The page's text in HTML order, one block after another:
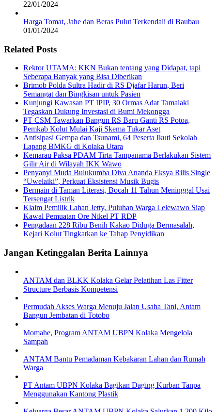
22/01/2024
Harga Tomat, Jahe dan Beras Pulut Terkendali di Baubau
01/01/2024
Related Posts
Rektor UTAMA: KKN Bukan tentang yang Didapat, tapi
Seberapa Banyak yang Bisa Diberikan
Brimob Polda Sultra Hadir di RS Djafar Harun, Beri
Semangat dan Bingkisan untuk Pasien
Kunjungi Kawasan PT IPIP, 30 Ormas Adat Tamalaki
Tegaskan Dukung Investasi di Bumi Mekongga
PT CSM Tawarkan Bangun RS Baru Ganti RS Potoa,
Pemkab Kolut Mulai Kaji Skema Tukar Aset
Antisipasi Gempa dan Tsunami, 64 Peserta Ikuti Sekolah
Lapang BMKG di Kolaka Utara
Kemarau Paksa PDAM Tirta Tampanama Berlakukan Sistem
Gilir Air di Wilayah IKK Wawo
Penyanyi Muda Bulukumba Diva Ananda Eksya Rilis Single
“Uwelaiki”, Perkuat Eksistensi Musik Bugis
Bermain di Taman Literasi, Bocah 11 Tahun Meninggal Usai
Tersengat Listrik
Klaim Pemilik Lahan Jetty, Puluhan Warga Lelewawo Siap
Kawal Pemuatan Ore Nikel PT RDP
Pengadaan 228 Ribu Benih Kakao Diduga Bermasalah,
Kejari Kolut Tingkatkan ke Tahap Penyidikan
Jangan Ketinggalan Berita Lainnya
ANTAM dan BLKK Kolaka Gelar Pelatihan Las Fitter
Structure Berbasis Kompetensi
Permudah Akses Warga Menuju Jalan Usaha Tani, Antam
Bangun Jembatan di Totobo
Momahe, Program ANTAM UBPN Kolaka Mengelola
Sampah
ANTAM Bantu Pemadaman Kebakaran Lahan dan Rumah
Warga
PT Antam UBPN Kolaka Bagikan Daging Kurban Tanpa
Menggunakan Kantong Plastik